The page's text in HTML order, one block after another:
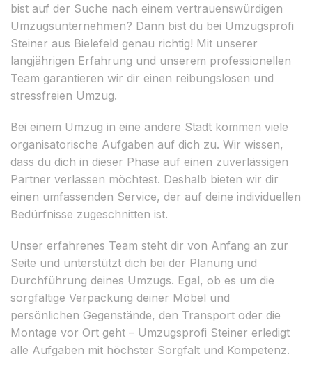
bist auf der Suche nach einem vertrauenswürdigen
Umzugsunternehmen? Dann bist du bei Umzugsprofi
Steiner aus Bielefeld genau richtig! Mit unserer
langjährigen Erfahrung und unserem professionellen
Team garantieren wir dir einen reibungslosen und
stressfreien Umzug.
Bei einem Umzug in eine andere Stadt kommen viele
organisatorische Aufgaben auf dich zu. Wir wissen,
dass du dich in dieser Phase auf einen zuverlässigen
Partner verlassen möchtest. Deshalb bieten wir dir
einen umfassenden Service, der auf deine individuellen
Bedürfnisse zugeschnitten ist.
Unser erfahrenes Team steht dir von Anfang an zur
Seite und unterstützt dich bei der Planung und
Durchführung deines Umzugs. Egal, ob es um die
sorgfältige Verpackung deiner Möbel und
persönlichen Gegenstände, den Transport oder die
Montage vor Ort geht – Umzugsprofi Steiner erledigt
alle Aufgaben mit höchster Sorgfalt und Kompetenz.